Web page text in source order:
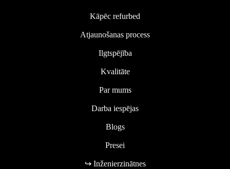
Kāpēc refurbed
Atjaunošanas process
Ilgtspējība
Kvalitāte
Par mums
Darba iespējas
Blogs
Presei
↪ Inženierzinātnes